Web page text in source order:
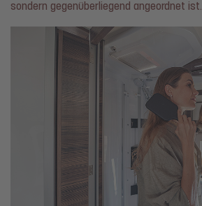
sondern gegenüberliegend angeordnet ist.